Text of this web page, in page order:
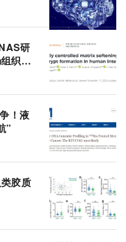
电休克治疗
瘤DNA
前列腺癌
苗
脑机接口
母细胞瘤
性别差异
研
织形
！液
”
胶质